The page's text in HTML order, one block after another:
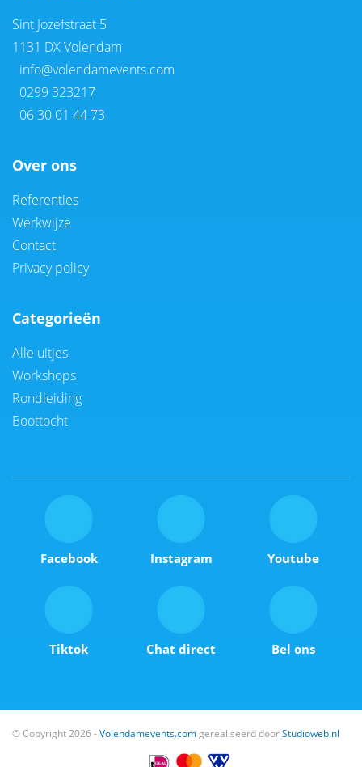
Sint Jozefstraat 5
1131 DX Volendam
info@volendamevents.com
0299 323217
06 30 01 44 73
Over ons
Referenties
Werkwijze
Contact
Privacy policy
Categorieën
Alle uitjes
Workshops
Rondleiding
Boottocht
Facebook Instagram Youtube
Tiktok Chat direct Bel ons
© Copyright 2026 -Volendamevents.com gerealiseerd doorStudioweb.nl